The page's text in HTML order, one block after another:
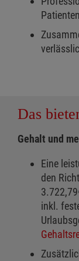
Das
Gehalt und
Eine
den
inkl.